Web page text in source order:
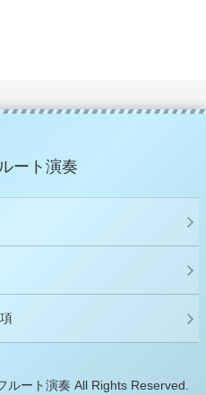
ート演奏
ート演奏 All Rights Reserved.